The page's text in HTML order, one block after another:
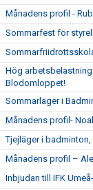
Månadens profil -
Sommarfest för
Hög
Blodomloppet!
Sommarläger i
Månadens profil-
Tjejläger i badminton,
Månadens profil –
Inbjudan till IFK